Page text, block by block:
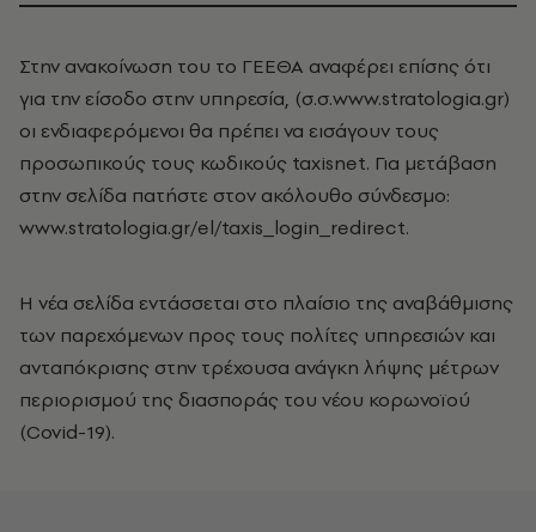
Στην ανακοίνωση του το ΓΕΕΘΑ αναφέρει επίσης ότι
για την είσοδο στην υπηρεσία, (σ.σ.www.stratologia.gr)
οι ενδιαφερόμενοι θα πρέπει να εισάγουν τους
προσωπικούς τους κωδικούς taxisnet. Για μετάβαση
στην σελίδα πατήστε στον ακόλουθο σύνδεσμο:
www.stratologia.gr/el/taxis_login_redirect.
Η νέα σελίδα εντάσσεται στο πλαίσιο της αναβάθμισης
των παρεχόμενων προς τους πολίτες υπηρεσιών και
ανταπόκρισης στην τρέχουσα ανάγκη λήψης μέτρων
περιορισμού της διασποράς του νέου κορωνοϊού
(Covid-19).